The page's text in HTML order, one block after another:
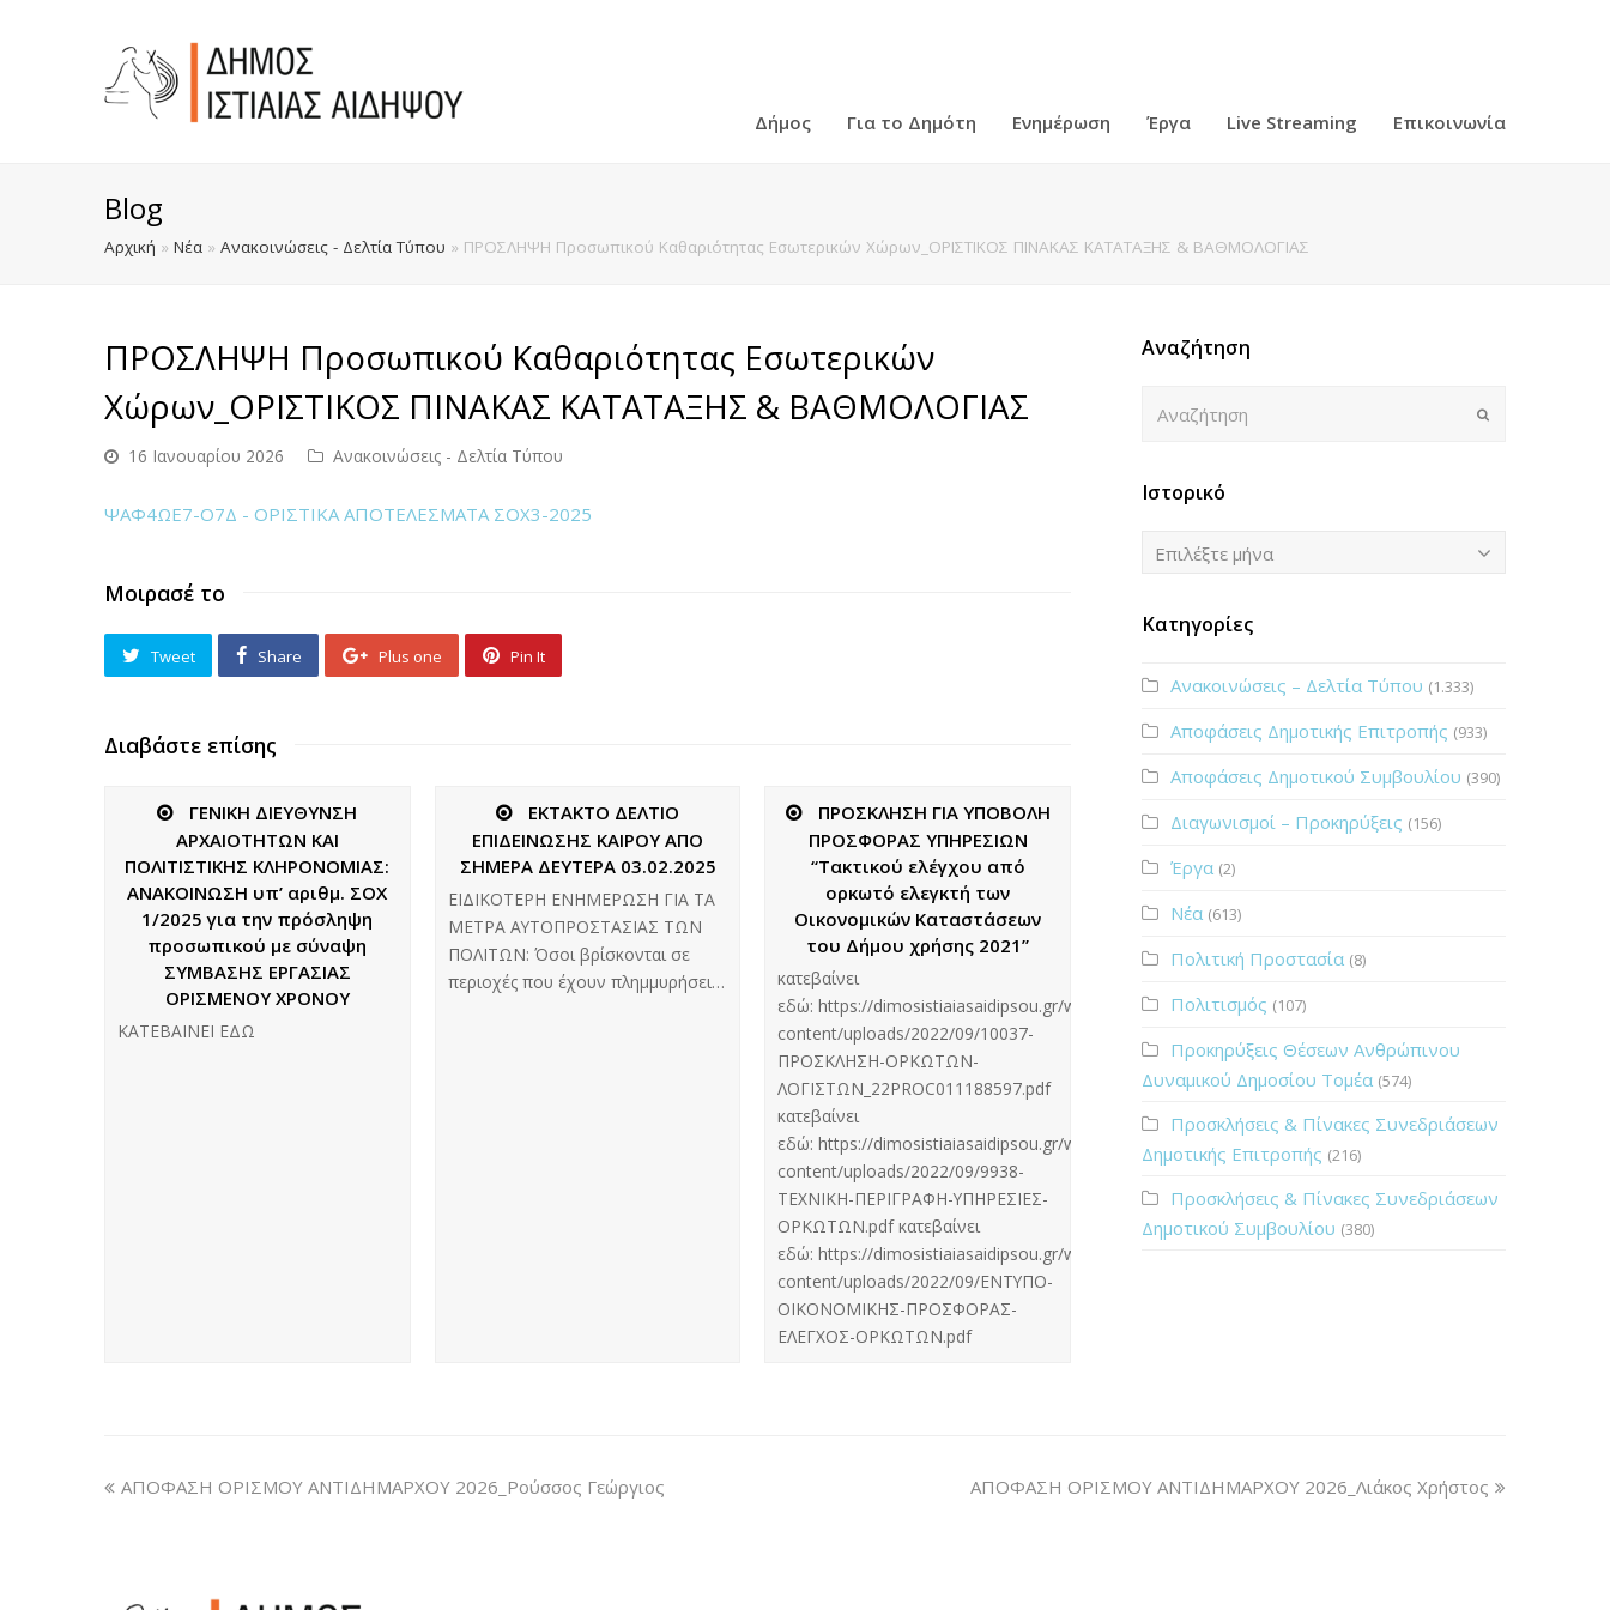
Δήμος Για το Δημότη Ενημέρωση Έργα Live Streaming Επικοινωνία
Blog
Αρχική » Νέα » Ανακοινώσεις - Δελτία Τύπου » ΠΡΟΣΛΗΨΗ Προσωπικού Καθαριότητας Εσωτερικών Χώρων_ΟΡΙΣΤΙΚΟΣ ΠΙΝΑΚΑΣ ΚΑΤΑΤΑΞΗΣ & ΒΑΘΜΟΛΟΓΙΑΣ
ΠΡΟΣΛΗΨΗ Προσωπικού Καθαριότητας Εσωτερικών
Χώρων_ΟΡΙΣΤΙΚΟΣ ΠΙΝΑΚΑΣ ΚΑΤΑΤΑΞΗΣ & ΒΑΘΜΟΛΟΓΙΑΣ
16 Ιανουαρίου 2026 Ανακοινώσεις - Δελτία Τύπου
ΨΑΦ4ΩΕ7-Ο7Δ - ΟΡΙΣΤΙΚΑ ΑΠΟΤΕΛΕΣΜΑΤΑ ΣΟΧ3-2025
Μοιρασέ το
Tweet Share Plus one Pin It
Διαβάστε επίσης
ΓΕΝΙΚΗ ΔΙΕΥΘΥΝΣΗ
ΑΡΧΑΙΟΤΗΤΩΝ ΚΑΙ
ΠΟΛΙΤΙΣΤΙΚΗΣ ΚΛΗΡΟΝΟΜΙΑΣ:
ΑΝΑΚΟΙΝΩΣΗ υπ’ αριθμ. ΣΟΧ
1/2025 για την πρόσληψη
προσωπικού με σύναψη
ΣΥΜΒΑΣΗΣ ΕΡΓΑΣΙΑΣ
ΟΡΙΣΜΕΝΟΥ ΧΡΟΝΟΥ
ΚΑΤΕΒΑΙΝΕΙ ΕΔΩ
ΕΚΤΑΚΤΟ ΔΕΛΤΙΟ
ΕΠΙΔΕΙΝΩΣΗΣ ΚΑΙΡΟΥ ΑΠΟ
ΣΗΜΕΡΑ ΔΕΥΤΕΡΑ 03.02.2025
ΕΙΔΙΚΟΤΕΡΗ ΕΝΗΜΕΡΩΣΗ ΓΙΑ ΤΑ
ΜΕΤΡΑ ΑΥΤΟΠΡΟΣΤΑΣΙΑΣ ΤΩΝ
ΠΟΛΙΤΩΝ: Όσοι βρίσκονται σε
περιοχές που έχουν πλημμυρήσει…
ΠΡΟΣΚΛΗΣΗ ΓΙΑ ΥΠΟΒΟΛΗ
ΠΡΟΣΦΟΡΑΣ ΥΠΗΡΕΣΙΩΝ
“Τακτικού ελέγχου από
ορκωτό ελεγκτή των
Οικονομικών Καταστάσεων
του Δήμου χρήσης 2021”
κατεβαίνει
εδώ: https://dimosistiaiasaidipsou.gr/wp-
content/uploads/2022/09/10037-
ΠΡΟΣΚΛΗΣΗ-ΟΡΚΩΤΩΝ-
ΛΟΓΙΣΤΩΝ_22PROC011188597.pdf
κατεβαίνει
εδώ: https://dimosistiaiasaidipsou.gr/wp-
content/uploads/2022/09/9938-
ΤΕΧΝΙΚΗ-ΠΕΡΙΓΡΑΦΗ-ΥΠΗΡΕΣΙΕΣ-
ΟΡΚΩΤΩΝ.pdf κατεβαίνει
εδώ: https://dimosistiaiasaidipsou.gr/wp-
content/uploads/2022/09/ΕΝΤΥΠΟ-
ΟΙΚΟΝΟΜΙΚΗΣ-ΠΡΟΣΦΟΡΑΣ-
ΕΛΕΓΧΟΣ-ΟΡΚΩΤΩΝ.pdf
Αναζήτηση
Ιστορικό
Ιστορικό
Επιλέξτε μήνα
Κατηγορίες
Ανακοινώσεις – Δελτία Τύπου (1.333)
Αποφάσεις Δημοτικής Επιτροπής (933)
Αποφάσεις Δημοτικού Συμβουλίου (390)
Διαγωνισμοί – Προκηρύξεις (156)
Έργα (2)
Νέα (613)
Πολιτική Προστασία (8)
Πολιτισμός (107)
Προκηρύξεις Θέσεων Ανθρώπινου
Δυναμικού Δημοσίου Τομέα (574)
Προσκλήσεις & Πίνακες Συνεδριάσεων
Δημοτικής Επιτροπής (216)
Προσκλήσεις & Πίνακες Συνεδριάσεων
Δημοτικού Συμβουλίου (380)
ΑΠΟΦΑΣΗ ΟΡΙΣΜΟΥ ΑΝΤΙΔΗΜΑΡΧΟΥ 2026_Ρούσσος Γεώργιος ΑΠΟΦΑΣΗ ΟΡΙΣΜΟΥ ΑΝΤΙΔΗΜΑΡΧΟΥ 2026_Λιάκος Χρήστος